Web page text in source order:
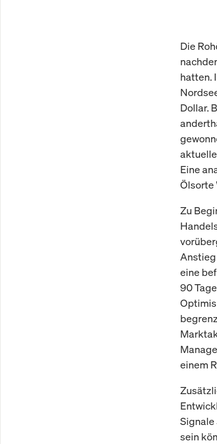
Die
hatten.
Dollar.
Eine
Ölsorte
Zu
eine
90
einem
Signale
sein